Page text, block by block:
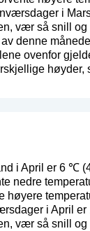
i
vær så snill og
denne
ovenfor
høyder,
i April er 6 ℃
nedre
i April er
vær så snill og